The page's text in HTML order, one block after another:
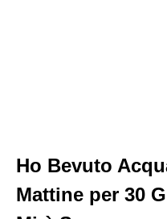
Ho Bevuto
Mattine per 30